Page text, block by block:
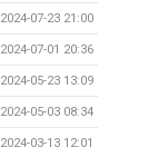
2024-07-23 21:00
2024-07-01 20:36
2024-05-23 13:09
2024-05-03 08:34
2024-03-13 12:01